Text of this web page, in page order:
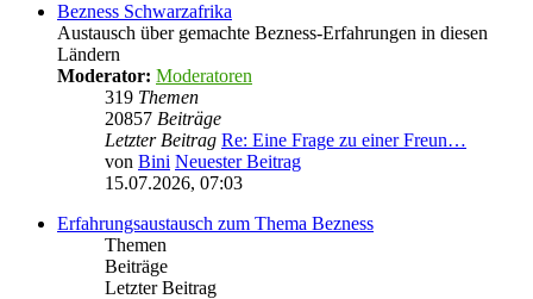
Bezness Schwarzafrika
Austausch über gemachte Bezness-Erfahrungen in diesen
Ländern
Moderator: Moderatoren
319 Themen
20857 Beiträge
Letzter Beitrag Re: Eine Frage zu einer Freun…
von Bini Neuester Beitrag
15.07.2026, 07:03
Erfahrungsaustausch zum Thema Bezness
Themen
Beiträge
Letzter Beitrag